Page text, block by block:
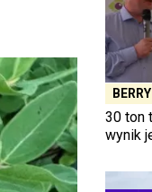
30 ton
wynik